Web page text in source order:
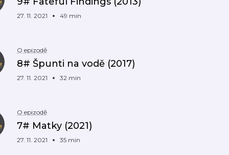
27. 11. 2021 49 min
O epizodě
8# Špunti na vodě (2017)
27. 11. 2021 32 min
O epizodě
7# Matky (2021)
27. 11. 2021 35 min